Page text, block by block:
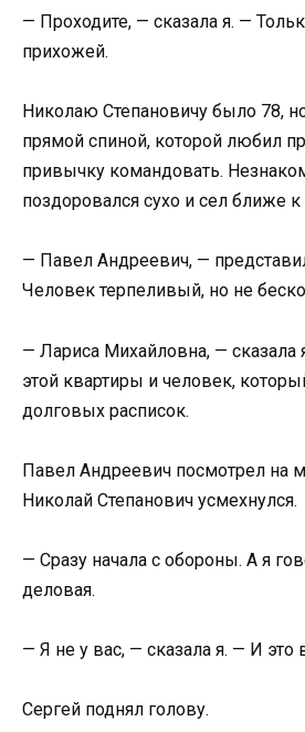
— Проходите, — сказала я. —
прихожей.
Николаю Степановичу было 78,
прямой спиной, которой любил
привычку командовать.
поздоровался сухо и сел ближе
— Павел Андреевич, —
Человек терпеливый, но не
— Лариса Михайловна, — сказала
этой квартиры и человек,
долговых расписок.
Павел Андреевич посмотрел на
Николай Степанович усмехнулся.
— Сразу начала с обороны. А я
деловая.
— Я не у вас, — сказала я. — И это
Сергей поднял голову.